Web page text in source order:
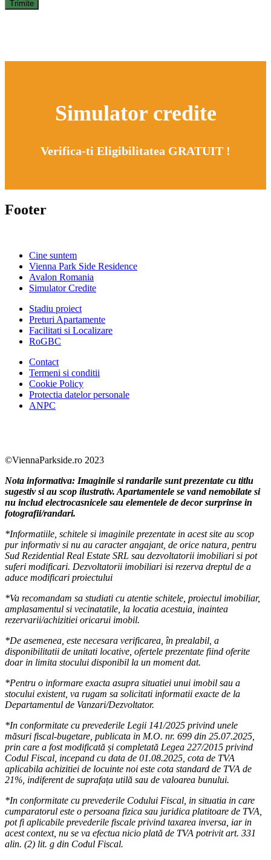
Simulator credite
Verifica-ti Eligibilitatea GRATUIT !
Footer
Cine suntem
Vienna Park Side Residence
Avalon Romania
Simulator Credite
Stadiu proiect
Preturi Apartamente
Facilitati si Localizare
RoGBC
Contact
Termeni si conditii
Cookie Policy
Protectia datelor personale
ANPC
©ViennaParkside.ro 2023
Nota informativa: Imaginile si randarile sunt prezentate cu titlu
sugestiv si au scop ilustrativ. Apartamentele se vand nemobilate si
nu includ electrocasnicele sau elementele de decor surprinse in
fotografii/randari.
*Informatiile, schitele si imaginile prezentate in acest site au scop
pur informativ si nu au caracter angajant, de orice natura, pentru
Sud Rezidential Real Estate SRL sau dezvoltatorii imobiliari si pot
suferi modificari. Dezvoltatorii imobiliari isi rezerva dreptul de a
aduce modificari proiectului
*Va recomandam sa studiati cu atentie schitele, proiectul imobiliar,
amplasamentul si vecinatatile, la locatia acestuia, inaintea
rezervarii/achizitiei oricarui imobil.
*De asemenea, este necesara verificarea, în prealabil, a
disponibilitatii de unitati locative, ofertele prezentate fiind oferite
doar in limita stocului disponibil la un moment dat.
*Pentru o informare exacta asupra situatiei unui imobil sau a
stocului existent, va rugam sa solicitati informatii exacte de la
Departamentul de Vanzari/Dezvoltator.
*In conformitate cu prevederile Legii 141/2025 privind unele
măsuri fiscal-bugetare, publicata in M.O. nr. 699 din 25.07.2025,
prin care a fost modificată și completată Legea 227/2015 privind
Codul Fiscal, incepand cu data de 01.08.2025, cota de TVA
aplicabila achizitiei de locuinte noi este cota standard de TVA de
21%, indiferent de suprafața utilă sau de valoarea bunului.
*In conformitate cu prevederile Codului Fiscal, in situatia in care
cumparatorul este o persoana fizica sau juridica platitoare de TVA,
pot fi aplicabile prevederile fiscale privind taxarea inversa, iar in
acest context, nu se va efectua nicio plată de TVA potrivit art. 331
alin. (2) lit. g din Codul Fiscal.